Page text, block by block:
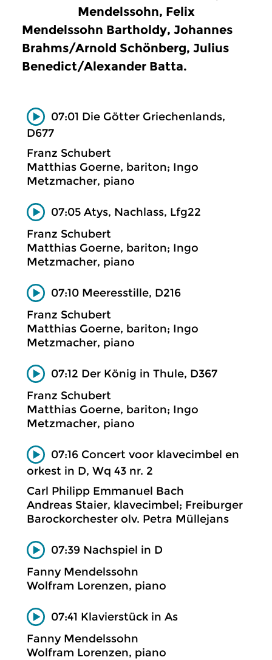
Mendelssohn, Felix
Mendelssohn Bartholdy, Johannes
Brahms/Arnold Schönberg, Julius
Benedict/Alexander Batta.
07:01 Die Götter Griechenlands,
D677
Franz Schubert
Matthias Goerne, bariton; Ingo
Metzmacher, piano
07:05 Atys, Nachlass, Lfg22
Franz Schubert
Matthias Goerne, bariton; Ingo
Metzmacher, piano
07:10 Meeresstille, D216
Franz Schubert
Matthias Goerne, bariton; Ingo
Metzmacher, piano
07:12 Der König in Thule, D367
Franz Schubert
Matthias Goerne, bariton; Ingo
Metzmacher, piano
07:16 Concert voor klavecimbel en
orkest in D, Wq 43 nr. 2
Carl Philipp Emmanuel Bach
Andreas Staier, klavecimbel; Freiburger
Barockorchester olv. Petra Müllejans
07:39 Nachspiel in D
Fanny Mendelssohn
Wolfram Lorenzen, piano
07:41 Klavierstück in As
Fanny Mendelssohn
Wolfram Lorenzen, piano